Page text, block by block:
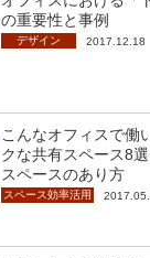
の重要性と事例
デザイン 2017.12.18
こんなオフィスで働
クな共有スペース8
スペースのあり方
スペース効率活用